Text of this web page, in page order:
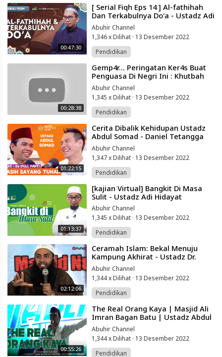
00:47:30
⁣[ Serial Fiqh Eps 14 ] Al-fathihah
Dan Terkabulnya Do'a - Ustadz Adi
Hidayat
Abuhir Channel
1,346 x Dilihat · 13 Desember 2022
Pendidikan
00:28:38
⁣Gemp4r... Peringatan Ker4s Buat
Penguasa Di Negri Ini : Khutbah
Paling Berani Ustadz Jel Fathullah
Abuhir Channel
1,345 x Dilihat · 13 Desember 2022
Pendidikan
01:22:15
⁣Cerita Dibalik Kehidupan Ustadz
Abdul Somad - Daniel Tetangga
Kamu
Abuhir Channel
1,347 x Dilihat · 13 Desember 2022
Pendidikan
01:13:37
⁣[kajian Virtual] Bangkit Di Masa
Sulit - Ustadz Adi Hidayat
Abuhir Channel
1,345 x Dilihat · 13 Desember 2022
Pendidikan
02:12:06
⁣Ceramah Islam: Bekal Menuju
Kampung Akhirat - Ustadz Dr.
Syafiq Basalamah, Ma.
Abuhir Channel
1,344 x Dilihat · 13 Desember 2022
Pendidikan
00:55:26
⁣The Real Orang Kaya | Masjid Ali
Imran Bagan Batu | Ustadz Abdul
Somad
Abuhir Channel
1,344 x Dilihat · 13 Desember 2022
Pendidikan